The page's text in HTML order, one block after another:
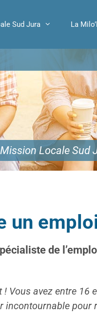
Sud Jura La
Locale Sud
un
de
Vous avez entre 16
incontournable pour